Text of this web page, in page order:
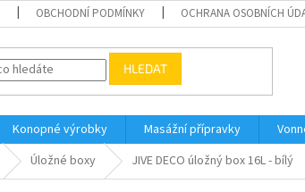
OBCHODNÍ PODMÍNKY OCHRANA OSOBNÍCH
HLEDAT
Konopné výrobky Masážní přípravky
Úložné boxy JIVE DECO úložný box 16L - bílý